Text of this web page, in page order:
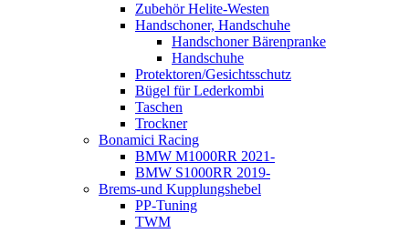
Zubehör Helite-Westen
Handschoner, Handschuhe
Handschoner Bärenpranke
Handschuhe
Protektoren/Gesichtsschutz
Bügel für Lederkombi
Taschen
Trockner
Bonamici Racing
BMW M1000RR 2021-
BMW S1000RR 2019-
Brems-und Kupplungshebel
PP-Tuning
TWM